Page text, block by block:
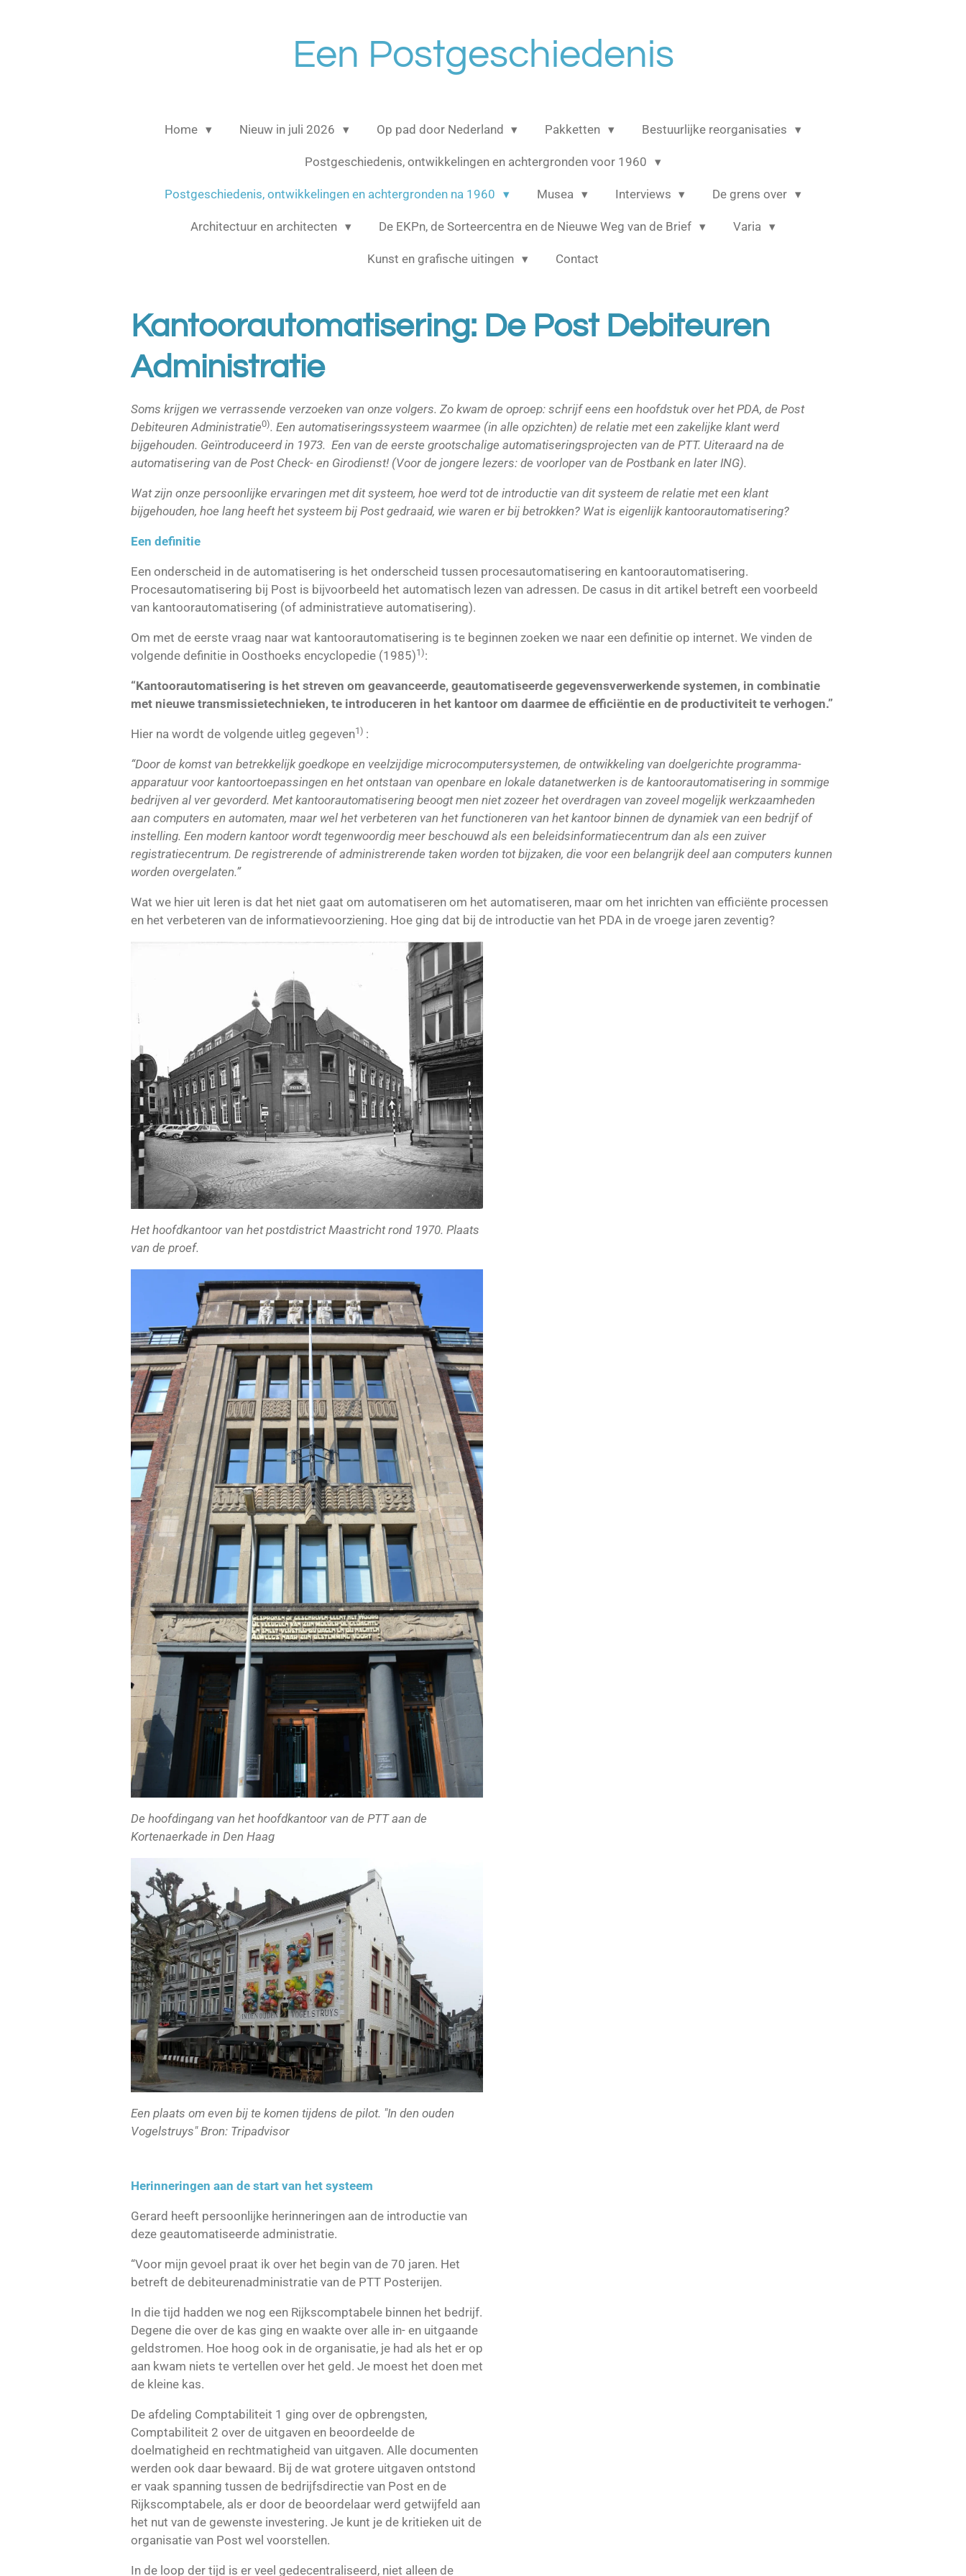
Een Postgeschiedenis
Home Nieuw in juli 2026 Op pad door Nederland Pakketten Bestuurlijke reorganisaties
Postgeschiedenis, ontwikkelingen en achtergronden voor 1960
Postgeschiedenis, ontwikkelingen en achtergronden na 1960 Musea Interviews De grens over
Architectuur en architecten De EKPn, de Sorteercentra en de Nieuwe Weg van de Brief Varia
Kunst en grafische uitingen Contact
Kantoorautomatisering: De Post Debiteuren
Administratie
Soms krijgen we verrassende verzoeken van onze volgers. Zo kwam de oproep: schrijf eens een hoofdstuk over het PDA, de Post
Debiteuren Administratie0). Een automatiseringssysteem waarmee (in alle opzichten) de relatie met een zakelijke klant werd
bijgehouden. Geïntroduceerd in 1973. Een van de eerste grootschalige automatiseringsprojecten van de PTT. Uiteraard na de
automatisering van de Post Check- en Girodienst! (Voor de jongere lezers: de voorloper van de Postbank en later ING).
Wat zijn onze persoonlijke ervaringen met dit systeem, hoe werd tot de introductie van dit systeem de relatie met een klant
bijgehouden, hoe lang heeft het systeem bij Post gedraaid, wie waren er bij betrokken? Wat is eigenlijk kantoorautomatisering?
Een definitie
Een onderscheid in de automatisering is het onderscheid tussen procesautomatisering en kantoorautomatisering.
Procesautomatisering bij Post is bijvoorbeeld het automatisch lezen van adressen. De casus in dit artikel betreft een voorbeeld
van kantoorautomatisering (of administratieve automatisering).
Om met de eerste vraag naar wat kantoorautomatisering is te beginnen zoeken we naar een definitie op internet. We vinden de
volgende definitie in Oosthoeks encyclopedie (1985)1):
“Kantoorautomatisering is het streven om geavanceerde, geautomatiseerde gegevensverwerkende systemen, in combinatie
met nieuwe transmissietechnieken, te introduceren in het kantoor om daarmee de efficiëntie en de productiviteit te verhogen.”
Hier na wordt de volgende uitleg gegeven1) :
“Door de komst van betrekkelijk goedkope en veelzijdige microcomputersystemen, de ontwikkeling van doelgerichte programma-
apparatuur voor kantoortoepassingen en het ontstaan van openbare en lokale datanetwerken is de kantoorautomatisering in sommige
bedrijven al ver gevorderd. Met kantoorautomatisering beoogt men niet zozeer het overdragen van zoveel mogelijk werkzaamheden
aan computers en automaten, maar wel het verbeteren van het functioneren van het kantoor binnen de dynamiek van een bedrijf of
instelling. Een modern kantoor wordt tegenwoordig meer beschouwd als een beleidsinformatiecentrum dan als een zuiver
registratiecentrum. De registrerende of administrerende taken worden tot bijzaken, die voor een belangrijk deel aan computers kunnen
worden overgelaten.”
Wat we hier uit leren is dat het niet gaat om automatiseren om het automatiseren, maar om het inrichten van efficiënte processen
en het verbeteren van de informatievoorziening. Hoe ging dat bij de introductie van het PDA in de vroege jaren zeventig?
Het hoofdkantoor van het postdistrict Maastricht rond 1970. Plaats
van de proef.
De hoofdingang van het hoofdkantoor van de PTT aan de
Kortenaerkade in Den Haag
Een plaats om even bij te komen tijdens de pilot. "In den ouden
Vogelstruys" Bron: Tripadvisor
Herinneringen aan de start van het systeem
Gerard heeft persoonlijke herinneringen aan de introductie van
deze geautomatiseerde administratie.
“Voor mijn gevoel praat ik over het begin van de 70 jaren. Het
betreft de debiteurenadministratie van de PTT Posterijen.
In die tijd hadden we nog een Rijkscomptabele binnen het bedrijf.
Degene die over de kas ging en waakte over alle in- en uitgaande
geldstromen. Hoe hoog ook in de organisatie, je had als het er op
aan kwam niets te vertellen over het geld. Je moest het doen met
de kleine kas.
De afdeling Comptabiliteit 1 ging over de opbrengsten,
Comptabiliteit 2 over de uitgaven en beoordeelde de
doelmatigheid en rechtmatigheid van uitgaven. Alle documenten
werden ook daar bewaard. Bij de wat grotere uitgaven ontstond
er vaak spanning tussen de bedrijfsdirectie van Post en de
Rijkscomptabele, als er door de beoordelaar werd getwijfeld aan
het nut van de gewenste investering. Je kunt je de kritieken uit de
organisatie van Post wel voorstellen.
In de loop der tijd is er veel gedecentraliseerd, niet alleen de